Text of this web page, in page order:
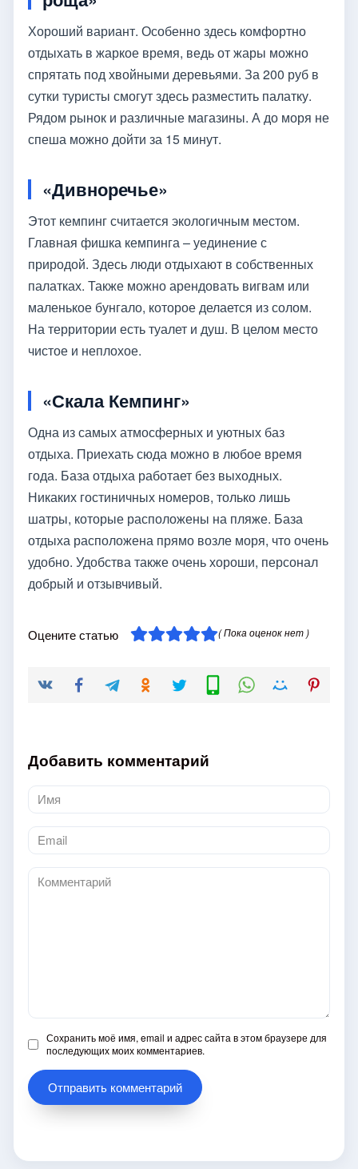
Хороший вариант. Особенно здесь комфортно
отдыхать в жаркое время, ведь от жары можно
спрятать под хвойными деревьями. За 200 руб в
сутки туристы смогут здесь разместить палатку.
Рядом рынок и различные магазины. А до моря не
спеша можно дойти за 15 минут.
«Дивноречье»
Этот кемпинг считается экологичным местом.
Главная фишка кемпинга – уединение с
природой. Здесь люди отдыхают в собственных
палатках. Также можно арендовать вигвам или
маленькое бунгало, которое делается из солом.
На территории есть туалет и душ. В целом место
чистое и неплохое.
«Скала Кемпинг»
Одна из самых атмосферных и уютных баз
отдыха. Приехать сюда можно в любое время
года. База отдыха работает без выходных.
Никаких гостиничных номеров, только лишь
шатры, которые расположены на пляже. База
отдыха расположена прямо возле моря, что очень
удобно. Удобства также очень хороши, персонал
добрый и отзывчивый.
Оцените статью ( Пока оценок нет )
Добавить комментарий
Имя
*
Email
*
Комментарий
Сохранить моё имя, email и адрес сайта в этом браузере для
последующих моих комментариев.